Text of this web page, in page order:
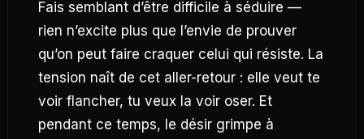
Fais semblant d’être difficile à séduire —
rien n’excite plus que l’envie de prouver
qu’on peut faire craquer celui qui résiste. La
tension naît de cet aller-retour : elle veut te
voir flancher, tu veux la voir oser. Et
pendant ce temps, le désir grimpe à